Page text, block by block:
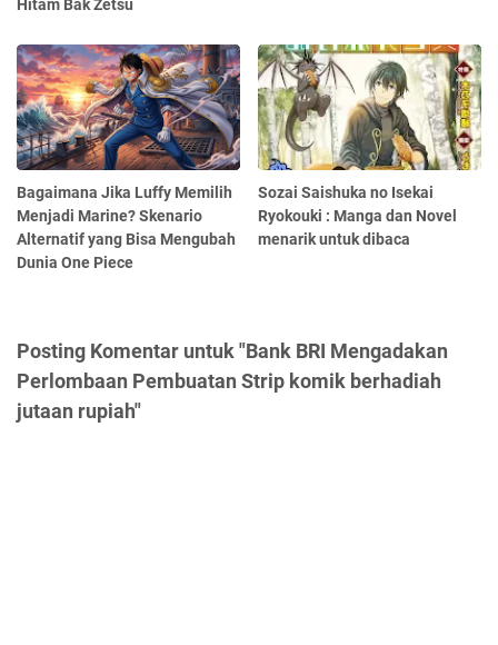
Hitam Bak Zetsu
Bagaimana Jika Luffy Memilih
Menjadi Marine? Skenario
Alternatif yang Bisa Mengubah
Dunia One Piece
Sozai Saishuka no Isekai
Ryokouki : Manga dan Novel
menarik untuk dibaca
Posting Komentar untuk "Bank BRI Mengadakan
Perlombaan Pembuatan Strip komik berhadiah
jutaan rupiah"